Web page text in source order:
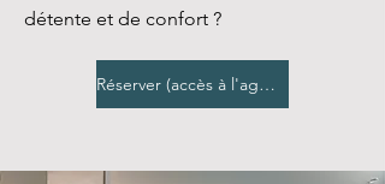
détente et de confort ?
Réserver (accès à l'agenda on-line)